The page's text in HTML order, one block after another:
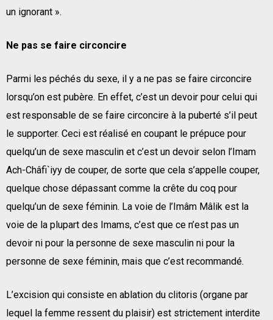
un ignorant ».
Ne pas se faire circoncire
Parmi les péchés du sexe, il y a ne pas se faire circoncire
lorsqu’on est pubère. En effet, c’est un devoir pour celui qui
est responsable de se faire circoncire à la puberté s’il peut
le supporter. Ceci est réalisé en coupant le prépuce pour
quelqu’un de sexe masculin et c’est un devoir selon l’Imam
Ach-Châfi`iyy de couper, de sorte que cela s’appelle couper,
quelque chose dépassant comme la crête du coq pour
quelqu’un de sexe féminin. La voie de l’Imâm Mâlik est la
voie de la plupart des Imams, c’est que ce n’est pas un
devoir ni pour la personne de sexe masculin ni pour la
personne de sexe féminin, mais que c’est recommandé.
L’excision qui consiste en ablation du clitoris (organe par
lequel la femme ressent du plaisir) est strictement interdite